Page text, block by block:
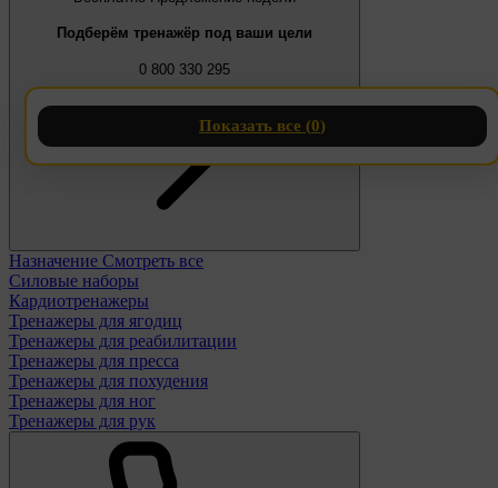
Подберём тренажёр под ваши цели
0 800 330 295
Назначение Смотреть все
Силовые наборы
Кардиотренажеры
Тренажеры для ягодиц
Тренажеры для реабилитации
Тренажеры для пресса
Тренажеры для похудения
Тренажеры для ног
Тренажеры для рук
Показать все (0)